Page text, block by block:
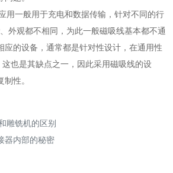
用一般用于充电和数据传输，针对不同的行
外观都不相同，为此一般磁吸线基本都不通
应的设备，通常都是针对性设计，在通用性
这也是其缺点之一，因此采用磁吸线的设
性。
雕铣机的区别
器内部的秘密